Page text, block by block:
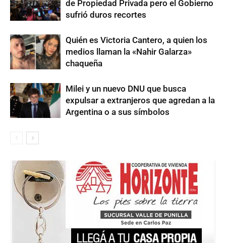
de Propiedad Privada pero el Gobierno
sufrió duros recortes
Quién es Victoria Cantero, a quien los
medios llaman la «Nahir Galarza»
chaqueña
Milei y un nuevo DNU que busca
expulsar a extranjeros que agredan a la
Argentina o a sus símbolos